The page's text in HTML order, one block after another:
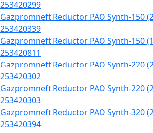
253420299
Gazpromneft Reductor PAO Synth-150
253420339
Gazpromneft Reductor PAO Synth-150
253420811
Gazpromneft Reductor PAO Synth-220
253420302
Gazpromneft Reductor PAO Synth-220
253420303
Gazpromneft Reductor PAO Synth-320
253420394